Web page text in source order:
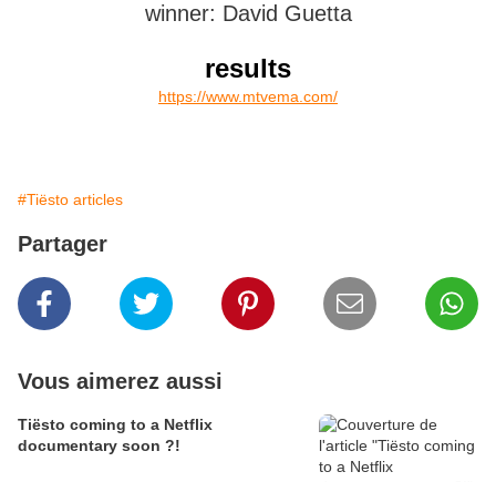
winner: David Guetta
results
https://www.mtvema.com/
#Tiësto articles
Partager
Vous aimerez aussi
Tiësto coming to a Netflix
documentary soon ?!